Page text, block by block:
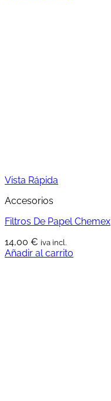
Vista Rápida
Accesorios
Filtros De Papel Chemex
14,00 € iva incl.
Añadir al carrito